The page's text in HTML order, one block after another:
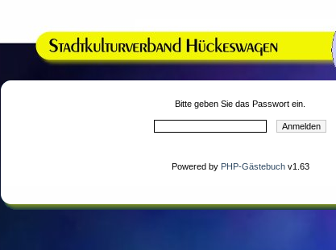
Bitte geben Sie das Passwort ein.
Powered by PHP-Gästebuchv1.63